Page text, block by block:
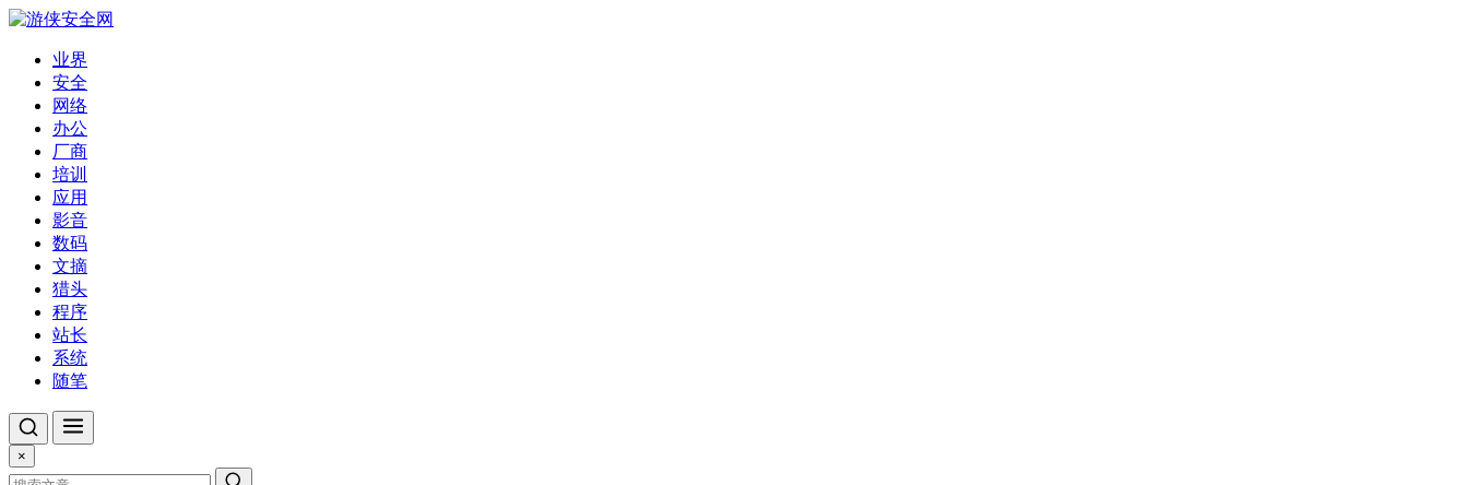
业界
安全
网络
办公
厂商
培训
应用
影音
数码
文摘
猎头
程序
站长
系统
随笔
×